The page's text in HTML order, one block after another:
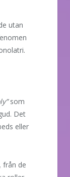
utan
som
Det
eller
från de